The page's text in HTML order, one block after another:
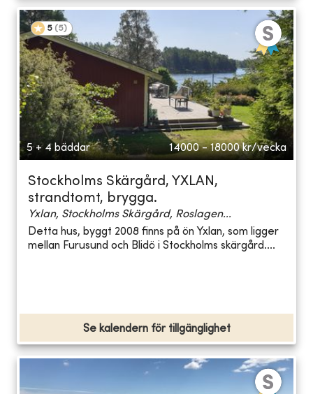
5 (5)
5 + 4 bäddar 14000 - 18000 kr/vecka
Stockholms Skärgård, YXLAN,
strandtomt, brygga.
Yxlan, Stockholms Skärgård, Roslagen...
Detta hus, byggt 2008 finns på ön Yxlan, som ligger
mellan Furusund och Blidö i Stockholms skärgård....
Se kalendern för tillgänglighet